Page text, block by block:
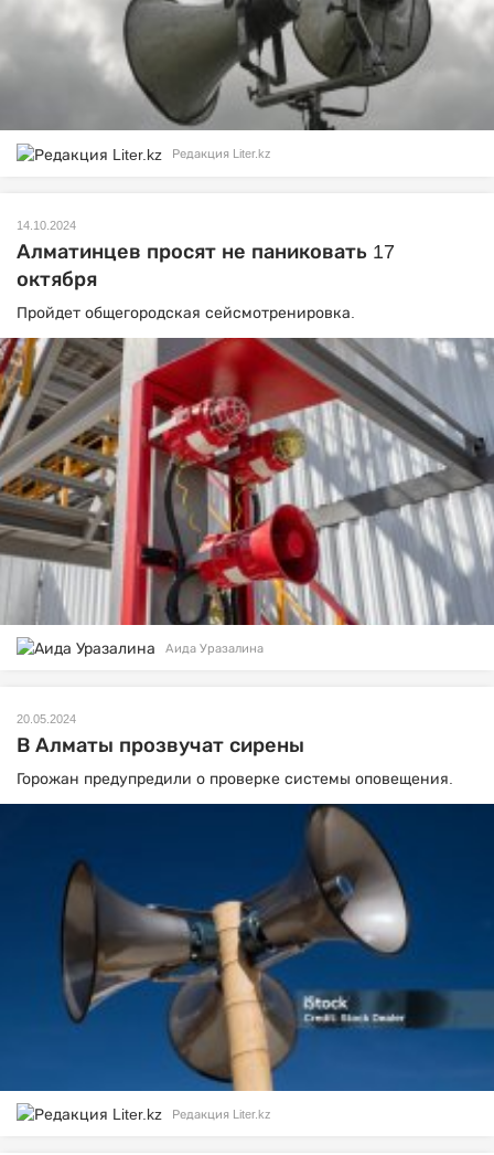
Редакция Liter.kz
14.10.2024
Алматинцев просят не паниковать 17
октября
Пройдет общегородская сейсмотренировка.
Аида Уразалина
20.05.2024
В Алматы прозвучат сирены
Горожан предупредили о проверке системы оповещения.
Редакция Liter.kz